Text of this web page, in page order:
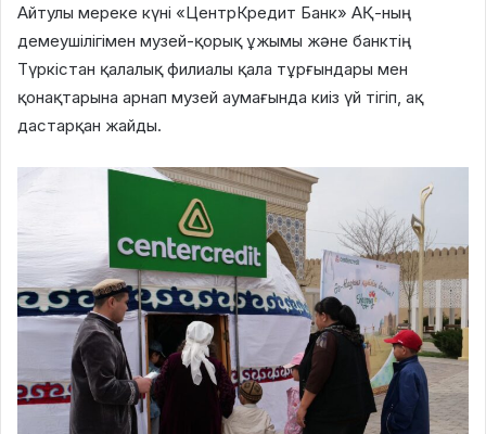
Айтулы мереке күні «ЦентрКредит Банк» АҚ-ның
демеушілігімен музей-қорық ұжымы және банктің
Түркістан қалалық филиалы қала тұрғындары мен
қонақтарына арнап музей аумағында киіз үй тігіп, ақ
дастарқан жайды.